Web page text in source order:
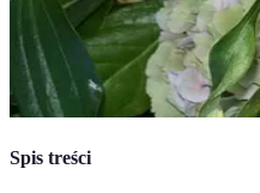
Spis treści